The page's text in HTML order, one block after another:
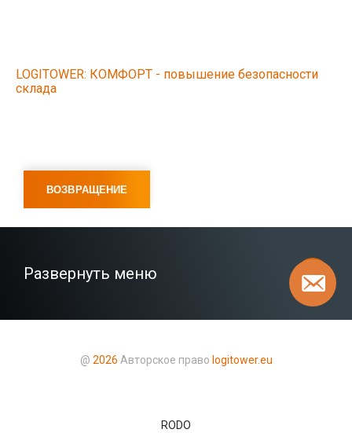
LOGITOWER: КОМФОРТ - повышение безопасности
склада
ВОЗВРАЩЕНИЕ
Развернуть меню
@ 2026 Авторское право logitower.eu
RODO